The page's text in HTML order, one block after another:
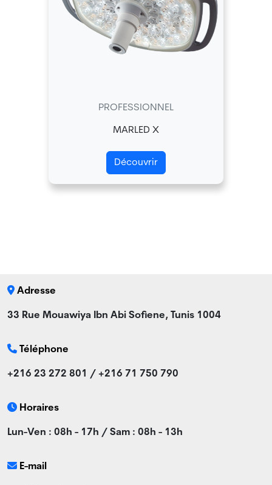
PROFESSIONNEL
MARLED X
Découvrir
Adresse
33 Rue Mouawiya Ibn Abi Sofiene, Tunis 1004
Téléphone
+216 23 272 801 / +216 71 750 790
Horaires
Lun-Ven : 08h - 17h / Sam : 08h - 13h
E-mail